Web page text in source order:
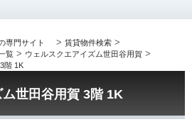
専門サイト > 賃貸物件検索 >
覧 > ウェルスクエアイズム世田谷用賀 >
階 1K
世田谷用賀 3階 1K